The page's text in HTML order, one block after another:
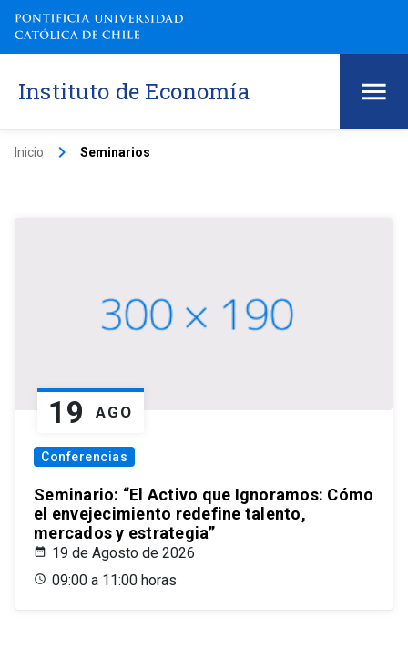
Instituto de Economía
Inicio keyboard_arrow_right Seminarios
19 AGO
Conferencias
Seminario: “El Activo que Ignoramos: Cómo
el envejecimiento redefine talento,
mercados y estrategia”
19 de Agosto de 2026
09:00 a 11:00 horas